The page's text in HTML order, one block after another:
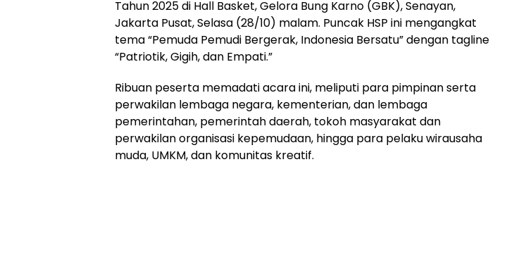
Tahun 2025 di Hall Basket, Gelora Bung Karno (GBK), Senayan,
Jakarta Pusat, Selasa (28/10) malam. Puncak HSP ini mengangkat
tema “Pemuda Pemudi Bergerak, Indonesia Bersatu” dengan tagline
“Patriotik, Gigih, dan Empati.”
Ribuan peserta memadati acara ini, meliputi para pimpinan serta
perwakilan lembaga negara, kementerian, dan lembaga
pemerintahan, pemerintah daerah, tokoh masyarakat dan
perwakilan organisasi kepemudaan, hingga para pelaku wirausaha
muda, UMKM, dan komunitas kreatif.